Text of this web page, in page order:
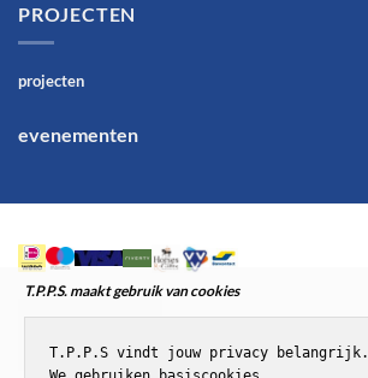
PROJECTEN
projecten
evenementen
T.P.P.S. maakt gebruik van cookies
T.P.P.S vindt jouw privacy belangrijk.